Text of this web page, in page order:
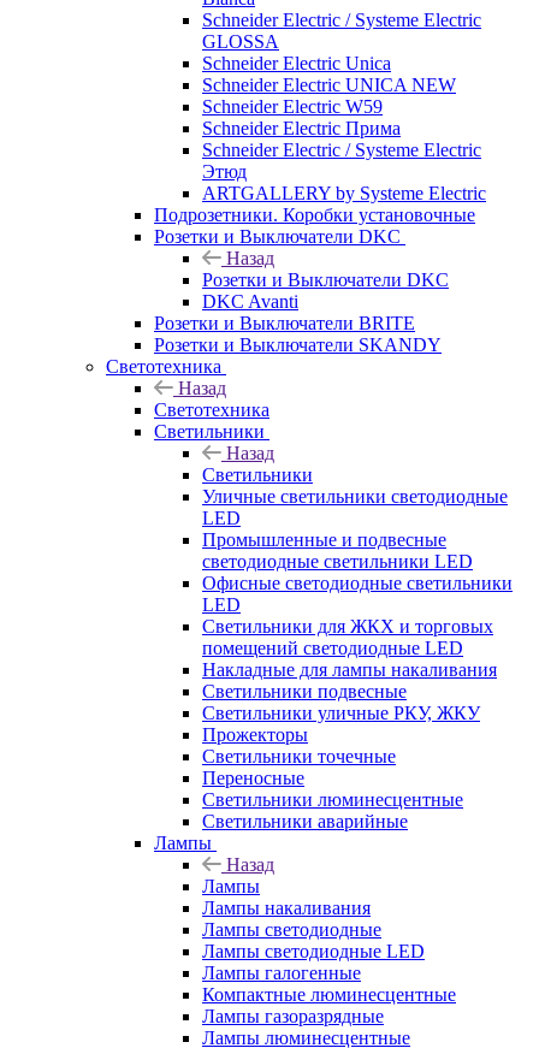
Schneider Electric / Systeme Electric
GLOSSA
Schneider Electric Unica
Schneider Electric UNICA NEW
Schneider Electric W59
Schneider Electric Прима
Schneider Electric / Systeme Electric
Этюд
ARTGALLERY by Systeme Electric
Подрозетники. Коробки установочные
Розетки и Выключатели DKC
Назад
Розетки и Выключатели DKC
DKC Avanti
Розетки и Выключатели BRITE
Розетки и Выключатели SKANDY
Светотехника
Назад
Светотехника
Светильники
Назад
Светильники
Уличные светильники светодиодные
LED
Промышленные и подвесные
светодиодные светильники LED
Офисные светодиодные светильники
LED
Светильники для ЖКХ и торговых
помещений светодиодные LED
Накладные для лампы накаливания
Светильники подвесные
Светильники уличные РКУ, ЖКУ
Прожекторы
Cветильники точечные
Переносные
Светильники люминесцентные
Светильники аварийные
Лампы
Назад
Лампы
Лампы накаливания
Лампы светодиодные
Лампы светодиодные LED
Лампы галогенные
Компактные люминесцентные
Лампы газоразрядные
Лампы люминесцентные